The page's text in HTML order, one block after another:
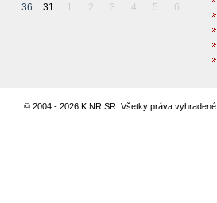
36
31 1 2 3 4 5 6
© 2004 - 2026 K NR SR. Všetky práva vyhradené.